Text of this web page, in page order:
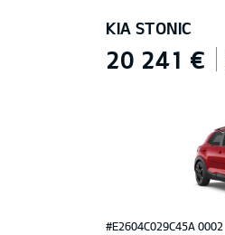
KIA STONIC
20 241 €
#E2604C029C45A 0002